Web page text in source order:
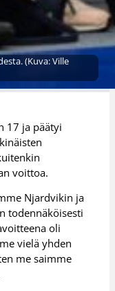
(Kuva: Ville
17 ja päätyi
voittoa.
Njardvikin ja
todennäköisesti
oli
vielä yhden
me saimme